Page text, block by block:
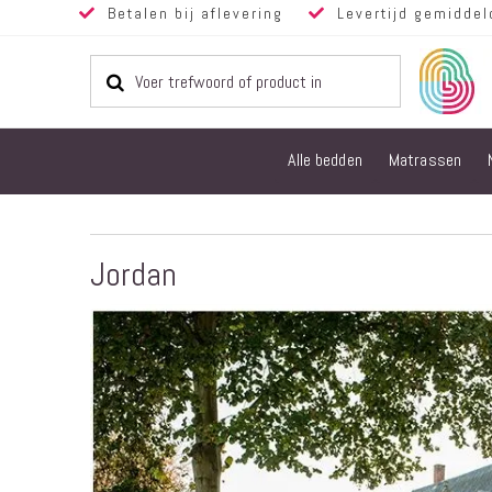
Betalen bij aflevering Levertijd
Alle bedden Matrassen
Jordan
Ga
naar
het
einde
van
de
afbeeldingen-